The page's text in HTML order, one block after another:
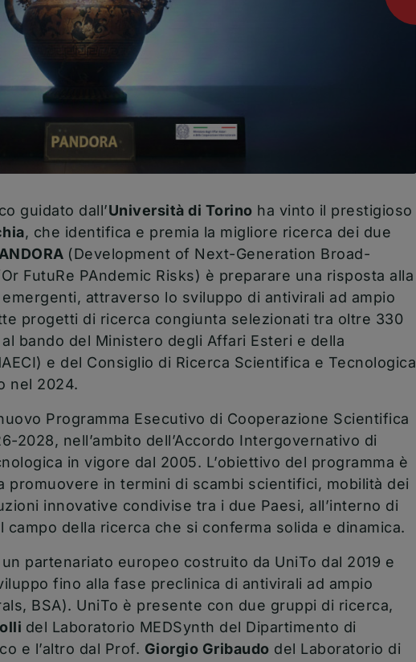
guidato dall’Università di Torino ha vinto il prestigioso
, che identifica e premia la migliore ricerca dei due
(Development of Next-Generation Broad-
FutuRe PAndemic Risks) è preparare una risposta alla
attraverso lo sviluppo di antivirali ad ampio
progetti di ricerca congiunta selezionati tra oltre 330
bando del Ministero degli Affari Esteri e della
e del Consiglio di Ricerca Scientifica e Tecnologica
nel 2024.
Programma Esecutivo di Cooperazione Scientifica
2028, nell’ambito dell’Accordo Intergovernativo di
in vigore dal 2005. L’obiettivo del programma è
promuovere in termini di scambi scientifici, mobilità dei
innovative condivise tra i due Paesi, all’interno di
della ricerca che si conferma solida e dinamica.
partenariato europeo costruito da UniTo dal 2019 e
fino alla fase preclinica di antivirali ad ampio
BSA). UniTo è presente con due gruppi di ricerca,
del Laboratorio MEDSynth del Dipartimento di
e l’altro dal Prof. Giorgio Gribaudo del Laboratorio di